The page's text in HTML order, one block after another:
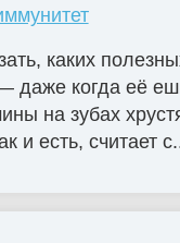
каких
даже когда её
на зубах
и есть, считает